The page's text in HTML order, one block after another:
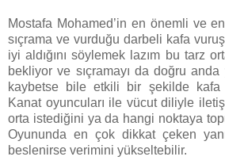
Mostafa Mohamed’in en önemli ve
sıçrama ve vurduğu darbeli kafa
iyi aldığını söylemek lazım bu tarz
bekliyor ve sıçramayı da doğru anda
kaybetse bile etkili bir şekilde kafa
Kanat oyuncuları ile vücut diliyle
orta istediğini ya da hangi noktaya
Oyununda en çok dikkat çeken
beslenirse verimini yükseltebilir.